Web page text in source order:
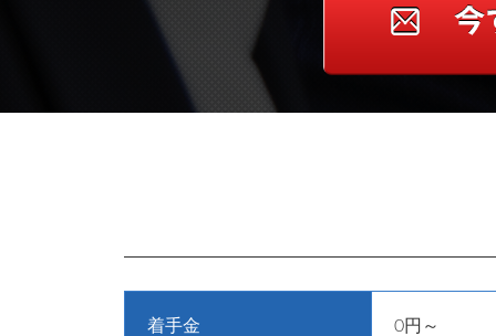
着手金 0円～